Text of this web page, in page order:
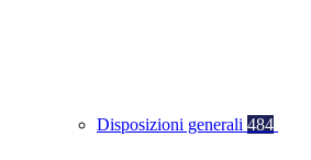
Disposizioni generali 484